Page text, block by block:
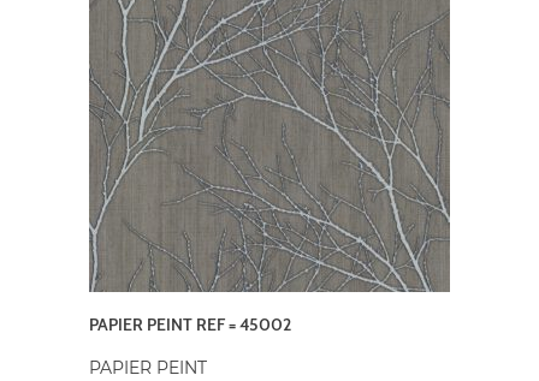
PAPIER PEINT REF = 45002
PAPIER PEINT